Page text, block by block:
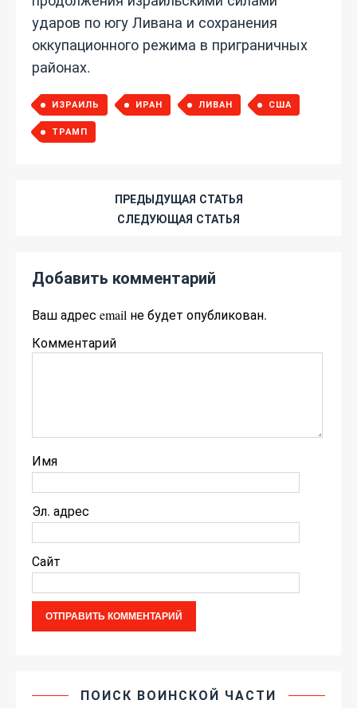
ударов по югу Ливана и сохранения
оккупационного режима в приграничных
районах.
ИЗРАИЛЬ ИРАН ЛИВАН США
ТРАМП
ПРЕДЫДУЩАЯ СТАТЬЯ
СЛЕДУЮЩАЯ СТАТЬЯ
Добавить комментарий
Ваш адрес email не будет опубликован.
Комментарий
Имя
Эл. адрес
Сайт
ПОИСК ВОИНСКОЙ ЧАСТИ